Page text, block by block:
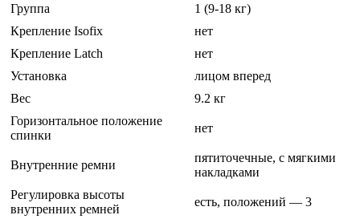
Группа
1 (9-18 кг)
Крепление Isofix
нет
Крепление Latch
нет
Установка
лицом вперед
Вес
9.2 кг
Горизонтальное положение
спинки
нет
Внутренние ремни
пятиточечные, с мягкими
накладками
Регулировка высоты
внутренних ремней
есть, положений — 3